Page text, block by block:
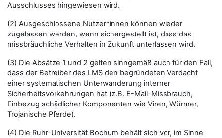
Ausschlusses hingewiesen wird.
(2) Ausgeschlossene Nutzer*innen können wieder
zugelassen werden, wenn sichergestellt ist, dass das
missbräuchliche Verhalten in Zukunft unterlassen wird.
(3) Die Absätze 1 und 2 gelten sinngemäß auch für den Fall,
dass der Betreiber des LMS den begründeten Verdacht
einer systematischen Unterwanderung interner
Sicherheitsvorkehrungen hat (z.B. E-Mail-Missbrauch,
Einbezug schädlicher Komponenten wie Viren, Würmer,
Trojanische Pferde).
(4) Die Ruhr-Universität Bochum behält sich vor, im Sinne